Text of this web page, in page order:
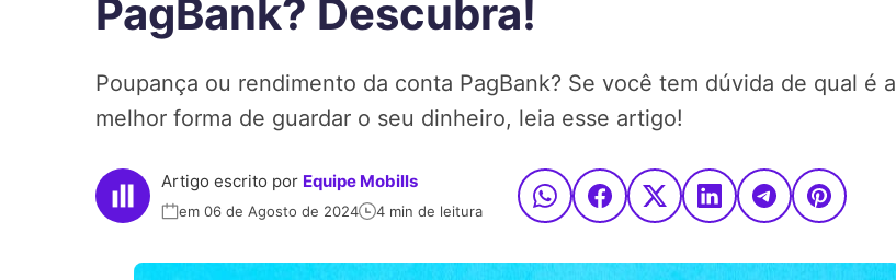
PagBank? Descubra!
Poupança ou rendimento da conta PagBank? Se você tem dúvida de qual é a
melhor forma de guardar o seu dinheiro, leia esse artigo!
Artigo escrito por Equipe Mobills
em 06 de Agosto de 2024 4 min de leitura